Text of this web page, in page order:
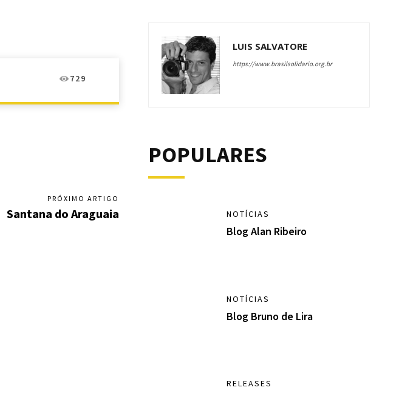
729
PRÓXIMO ARTIGO
Santana do Araguaia
LUIS SALVATORE
https://www.brasilsolidario.org.br
POPULARES
NOTÍCIAS
Blog Alan Ribeiro
NOTÍCIAS
Blog Bruno de Lira
RELEASES